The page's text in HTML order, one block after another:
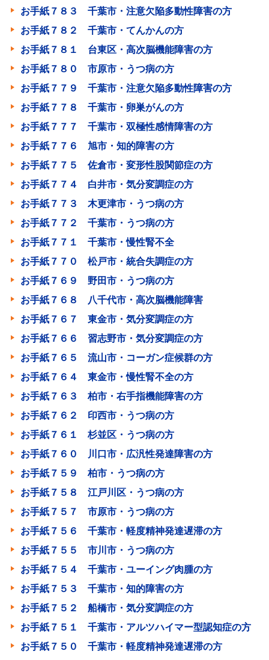
お手紙７８３ 千葉市・注意欠陥多動性障害の方
お手紙７８２ 千葉市・てんかんの方
お手紙７８１ 台東区・高次脳機能障害の方
お手紙７８０ 市原市・うつ病の方
お手紙７７９ 千葉市・注意欠陥多動性障害の方
お手紙７７８ 千葉市・卵巣がんの方
お手紙７７７ 千葉市・双極性感情障害の方
お手紙７７６ 旭市・知的障害の方
お手紙７７５ 佐倉市・変形性股関節症の方
お手紙７７４ 白井市・気分変調症の方
お手紙７７３ 木更津市・うつ病の方
お手紙７７２ 千葉市・うつ病の方
お手紙７７１ 千葉市・慢性腎不全
お手紙７７０ 松戸市・統合失調症の方
お手紙７６９ 野田市・うつ病の方
お手紙７６８ 八千代市・高次脳機能障害
お手紙７６７ 東金市・気分変調症の方
お手紙７６６ 習志野市・気分変調症の方
お手紙７６５ 流山市・コーガン症候群の方
お手紙７６４ 東金市・慢性腎不全の方
お手紙７６３ 柏市・右手指機能障害の方
お手紙７６２ 印西市・うつ病の方
お手紙７６１ 杉並区・うつ病の方
お手紙７６０ 川口市・広汎性発達障害の方
お手紙７５９ 柏市・うつ病の方
お手紙７５８ 江戸川区・うつ病の方
お手紙７５７ 市原市・うつ病の方
お手紙７５６ 千葉市・軽度精神発達遅滞の方
お手紙７５５ 市川市・うつ病の方
お手紙７５４ 千葉市・ユーイング肉腫の方
お手紙７５３ 千葉市・知的障害の方
お手紙７５２ 船橋市・気分変調症の方
お手紙７５１ 千葉市・アルツハイマー型認知症の方
お手紙７５０ 千葉市・軽度精神発達遅滞の方